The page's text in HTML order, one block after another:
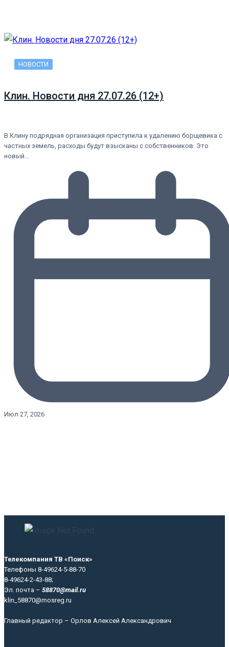
НОВОСТИ
Клин. Новости дня 27.07.26 (12+)
В Клину подрядная организация приступила к удалению борщевика с
частных земель, расходы будут взысканы с собственников. Это
новый…
Июл 27, 2026
Телекомпания ТВ «Поиск»
Телефоны 8-49624-5-88-70
8-49624-2-43-88;
Эл. почта – 58870@mail.ru
klin_58870@mosreg.ru
Главный редактор – Орлов Алексей Александрович